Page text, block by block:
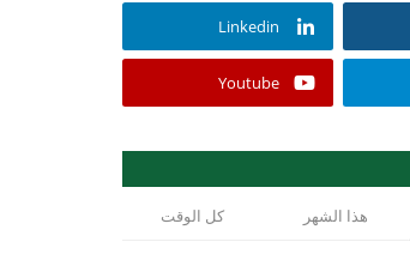
Linkedin
Youtube
هذا الشهر كل الوقت